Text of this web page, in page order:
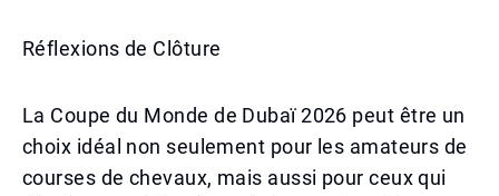
Réflexions de Clôture
La Coupe du Monde de Dubaï 2026 peut être un
choix idéal non seulement pour les amateurs de
courses de chevaux, mais aussi pour ceux qui